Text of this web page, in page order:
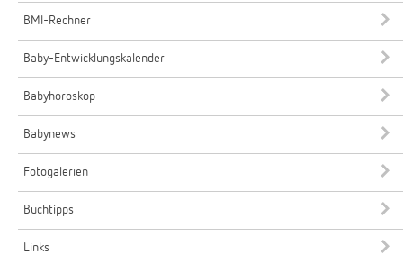
BMI-Rechner
Baby-Entwicklungskalender
Babyhoroskop
Babynews
Fotogalerien
Buchtipps
Links